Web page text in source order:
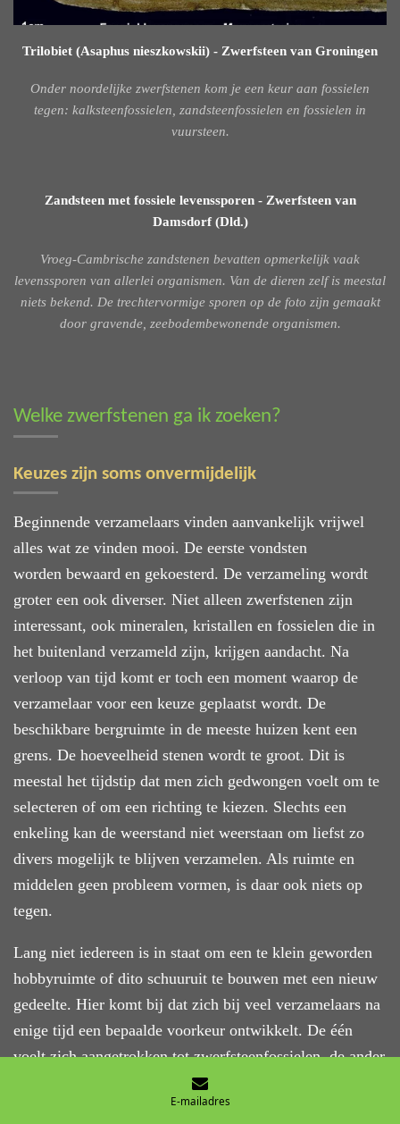
Trilobiet (Asaphus nieszkowskii) - Zwerfsteen van Groningen
Onder noordelijke zwerfstenen kom je een keur aan fossielen
tegen: kalksteenfossielen, zandsteenfossielen en fossielen in
vuursteen.
Zandsteen met fossiele levenssporen - Zwerfsteen van
Damsdorf (Dld.)
Vroeg-Cambrische zandstenen bevatten opmerkelijk vaak
levenssporen van allerlei organismen. Van de dieren zelf is meestal
niets bekend. De trechtervormige sporen op de foto zijn gemaakt
door gravende, zeebodembewonende organismen.
Welke zwerfstenen ga ik zoeken?
Keuzes zijn soms onvermijdelijk
Beginnende verzamelaars vinden aanvankelijk vrijwel
alles wat ze vinden mooi. De eerste vondsten
worden bewaard en gekoesterd. De verzameling wordt
groter een ook diverser. Niet alleen zwerfstenen zijn
interessant, ook mineralen, kristallen en fossielen die in
het buitenland verzameld zijn, krijgen aandacht. Na
verloop van tijd komt er toch een moment waarop de
verzamelaar voor een keuze geplaatst wordt. De
beschikbare bergruimte in de meeste huizen kent een
grens. De hoeveelheid stenen wordt te groot. Dit is
meestal het tijdstip dat men zich gedwongen voelt om te
selecteren of om een richting te kiezen. Slechts een
enkeling kan de weerstand niet weerstaan om liefst zo
divers mogelijk te blijven verzamelen. Als ruimte en
middelen geen probleem vormen, is daar ook niets op
tegen.
Lang niet iedereen is in staat om een te klein geworden
hobbyruimte of dito schuuruit te bouwen met een nieuw
gedeelte. Hier komt bij dat zich bij veel verzamelaars na
enige tijd een bepaalde voorkeur ontwikkelt. De één
voelt zich aangetrokken tot zwerfsteenfossielen, de ander
vindt zwerfsteensoorten interessanter. Soms is bij
verzamelaars sprake van een complete switch omdat
E-mailadres